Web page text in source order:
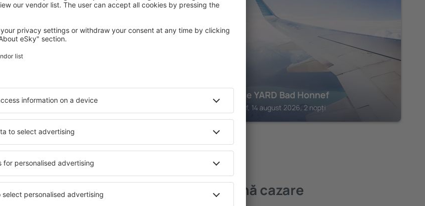
BAD HONNEF
Seminaris Hotel Bad Honnef
BAD HONNEF
Hotel the YARD Bad Honnef
Bad Honnef, 14 august 2026, 2 nopți
Vedeţi mai multe oferte în Roßbach
Roßbach – cea mai bună cazare